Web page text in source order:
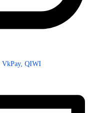
VkPay, QIWI